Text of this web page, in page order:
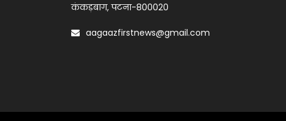
कंकड़बाग, पटना-800020
aagaazfirstnews@gmail.com